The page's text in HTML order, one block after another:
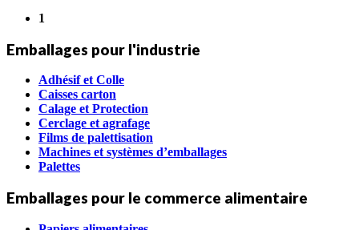
1
Emballages pour l'industrie
Adhésif et Colle
Caisses carton
Calage et Protection
Cerclage et agrafage
Films de palettisation
Machines et systèmes d’emballages
Palettes
Emballages pour le commerce alimentaire